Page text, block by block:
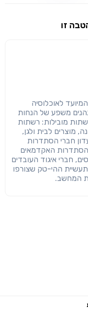
לחברי
לאתר
זו
לאוכלוסיה
משפע של הנחות
בתי עסק ורשתות מובילות: רשתות
מוצרים לבית ולגן,
חברי הסתדרות
הסתדרות האקדמאים
חברי איגוד העובדים
ההי-טק שצורפו
המחשב.